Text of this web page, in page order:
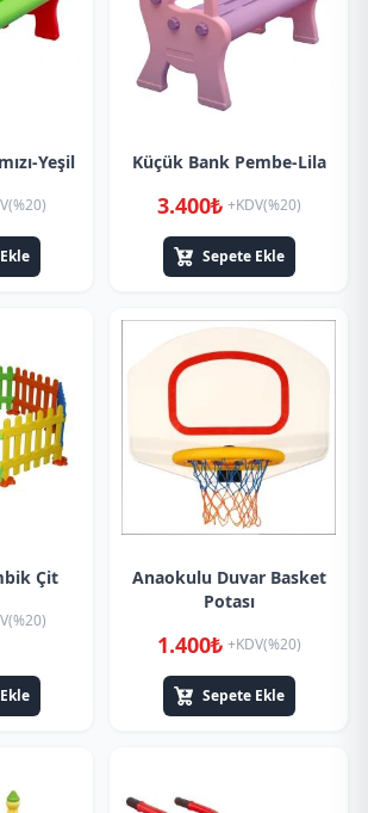
Yeşil Küçük Bank Pembe-Lila
3.400₺ +KDV(%20)
Sepete Ekle
Çit
Anaokulu Duvar Basket
Potası
1.400₺ +KDV(%20)
Sepete Ekle